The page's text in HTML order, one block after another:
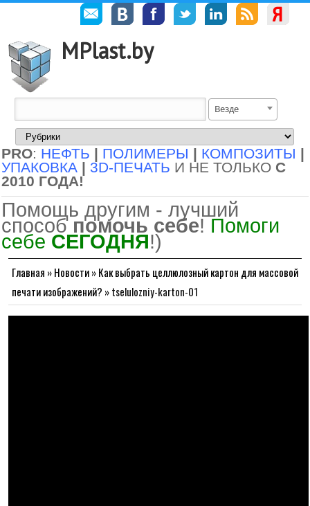
MPlast.by
Везде
PRO: НЕФТЬ | ПОЛИМЕРЫ | КОМПОЗИТЫ |
УПАКОВКА | 3D-ПЕЧАТЬ И НЕ ТОЛЬКО С
2010 ГОДА!
Помощь другим - лучший
способ помочь себе! Помоги
себе СЕГОДНЯ!)
Главная »Новости»Как выбрать целлюлозный картон для массовой
печати изображений? »tselulozniy-karton-01